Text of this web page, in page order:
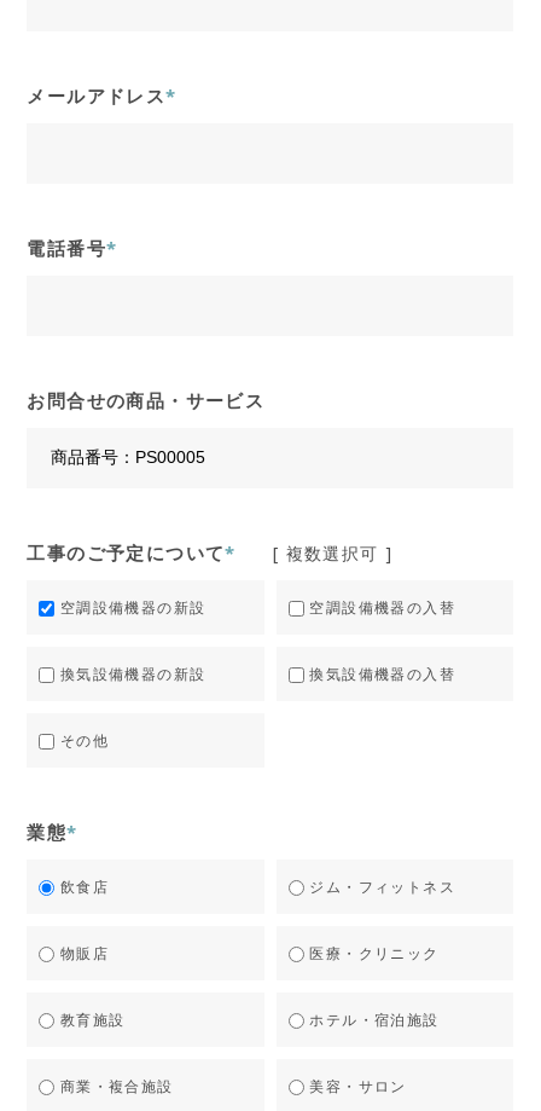
メールアドレス*
電話番号*
お問合せの商品・サービス
工事のご予定について* [ 複数選択可 ]
空調設備機器の新設 空調設備機器の入替
換気設備機器の新設 換気設備機器の入替
その他
業態*
飲食店 ジム・フィットネス
物販店 医療・クリニック
教育施設 ホテル・宿泊施設
商業・複合施設 美容・サロン